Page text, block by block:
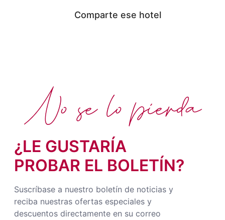
Comparte ese hotel
¿LE GUSTARÍA
PROBAR EL BOLETÍN?
Suscríbase a nuestro boletín de noticias y
reciba nuestras ofertas especiales y
descuentos directamente en su correo
No se lo pierda